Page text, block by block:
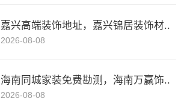
嘉兴高端装饰地址，嘉兴锦居装饰材..
2026-08-08
海南同城家装免费勘测，海南万赢饰..
2026-08-08